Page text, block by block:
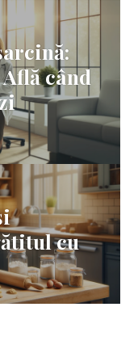
când
cu